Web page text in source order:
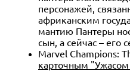
персонажей,
африканским
мантию Пантеры
сын, а сейчас – его
Marvel Champions:
карточным